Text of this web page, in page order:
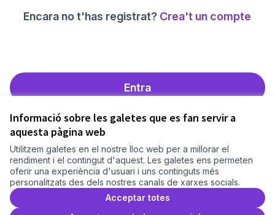
Informació sobre les galetes que es fan servir a
aquesta pàgina web
Utilitzem galetes en el nostre lloc web per a millorar el
rendiment i el contingut d'aquest. Les galetes ens permeten
oferir una experiència d'usuari i uns continguts més
personalitzats des dels nostres canals de xarxes socials.
Acceptar totes
Encara no t'has registrat? Crea't un compte
Entra
Termes i condicions d'ús
Configuració de les galetes
Comunitat Canòdrom a Facebook
(Link externo)
Comunitat Canòdrom a Instagram
(Link externo)
Comunitat Canòdrom a YouTube
(Link externo)
Català
Triar la llenguaElegir el idiomaChoose language